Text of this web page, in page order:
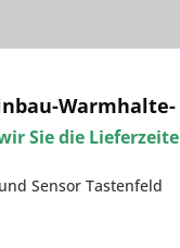
Sie die
Sensor Tastenfeld